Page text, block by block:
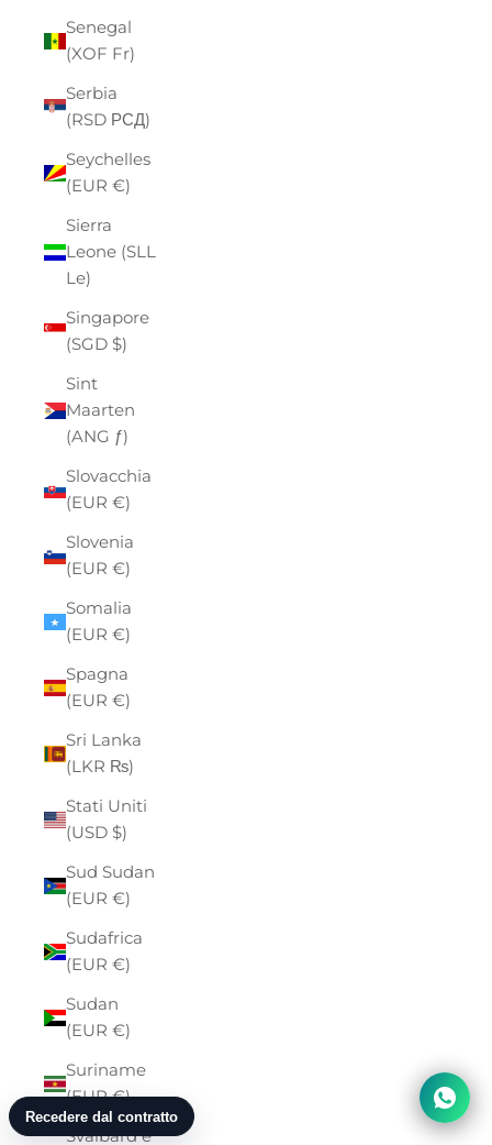
Senegal
(XOF Fr)
Serbia
(RSD РСД)
Seychelles
(EUR €)
Sierra
Leone (SLL
Le)
Singapore
(SGD $)
Sint
Maarten
(ANG ƒ)
Slovacchia
(EUR €)
Slovenia
(EUR €)
Somalia
(EUR €)
Spagna
(EUR €)
Sri Lanka
(LKR ₨)
Stati Uniti
(USD $)
Sud Sudan
(EUR €)
Sudafrica
(EUR €)
Sudan
(EUR €)
Suriname
(EUR €)
Svalbard e